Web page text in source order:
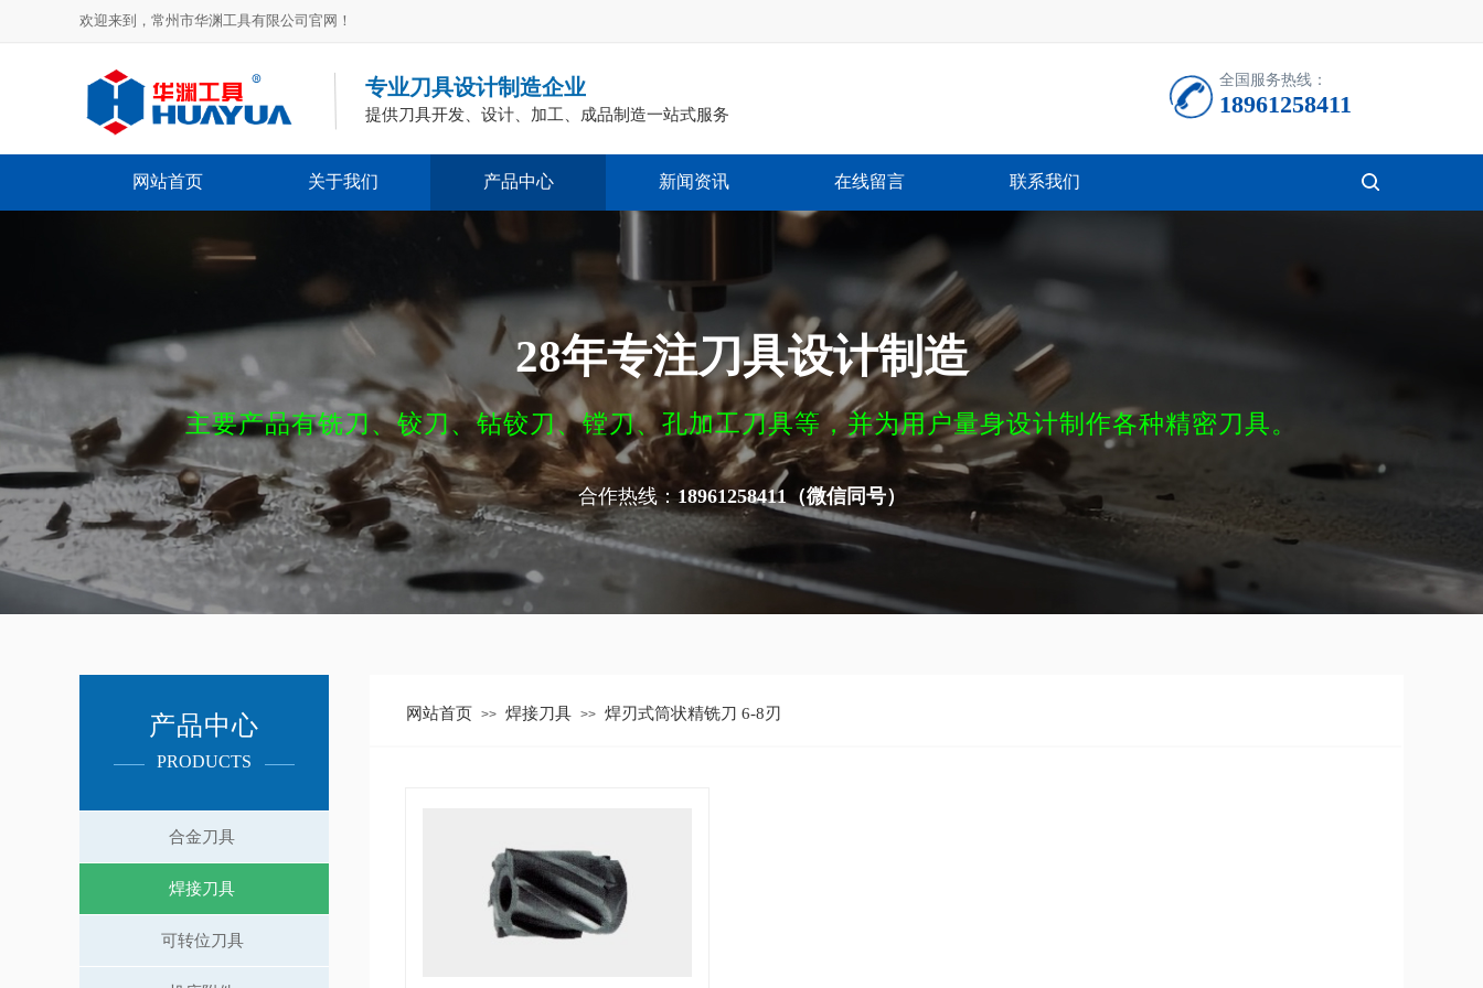
欢迎来到，常州市华渊工具有限公司官网！
全国服务热线：
18961258411
专业刀具设计制造企业
提供刀具开发、设计、加工、成品制造一站式服务
网站首页 关于我们 产品中心 新闻资讯 在线留言 联系我们 按钮文本
28年专注刀具设计制造
主要产品有铣刀、铰刀、钻铰刀、镗刀、孔加工刀具等，并为用户量身设计制作各种精密刀具。
合作热线：18961258411（微信同号）
网站首页 >> 焊接刀具 >> 焊刃式筒状精铣刀 6-8刃
PRODUCTS​
产品中心
合金刀具
焊接刀具
可转位刀具